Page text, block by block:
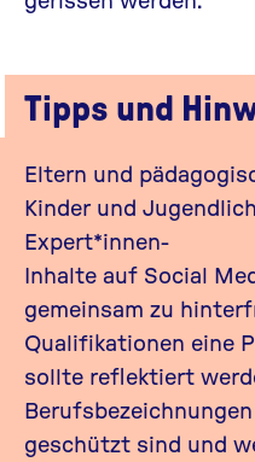
Tipps und
Eltern und
Kinder und
Expert*innen-
Inhalte auf Social
gemeinsam zu
Qualifikationen eine
sollte reflektiert
geschützt sind und